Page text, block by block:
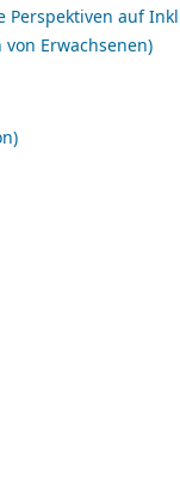
Perspektiven auf
von Erwachsenen)